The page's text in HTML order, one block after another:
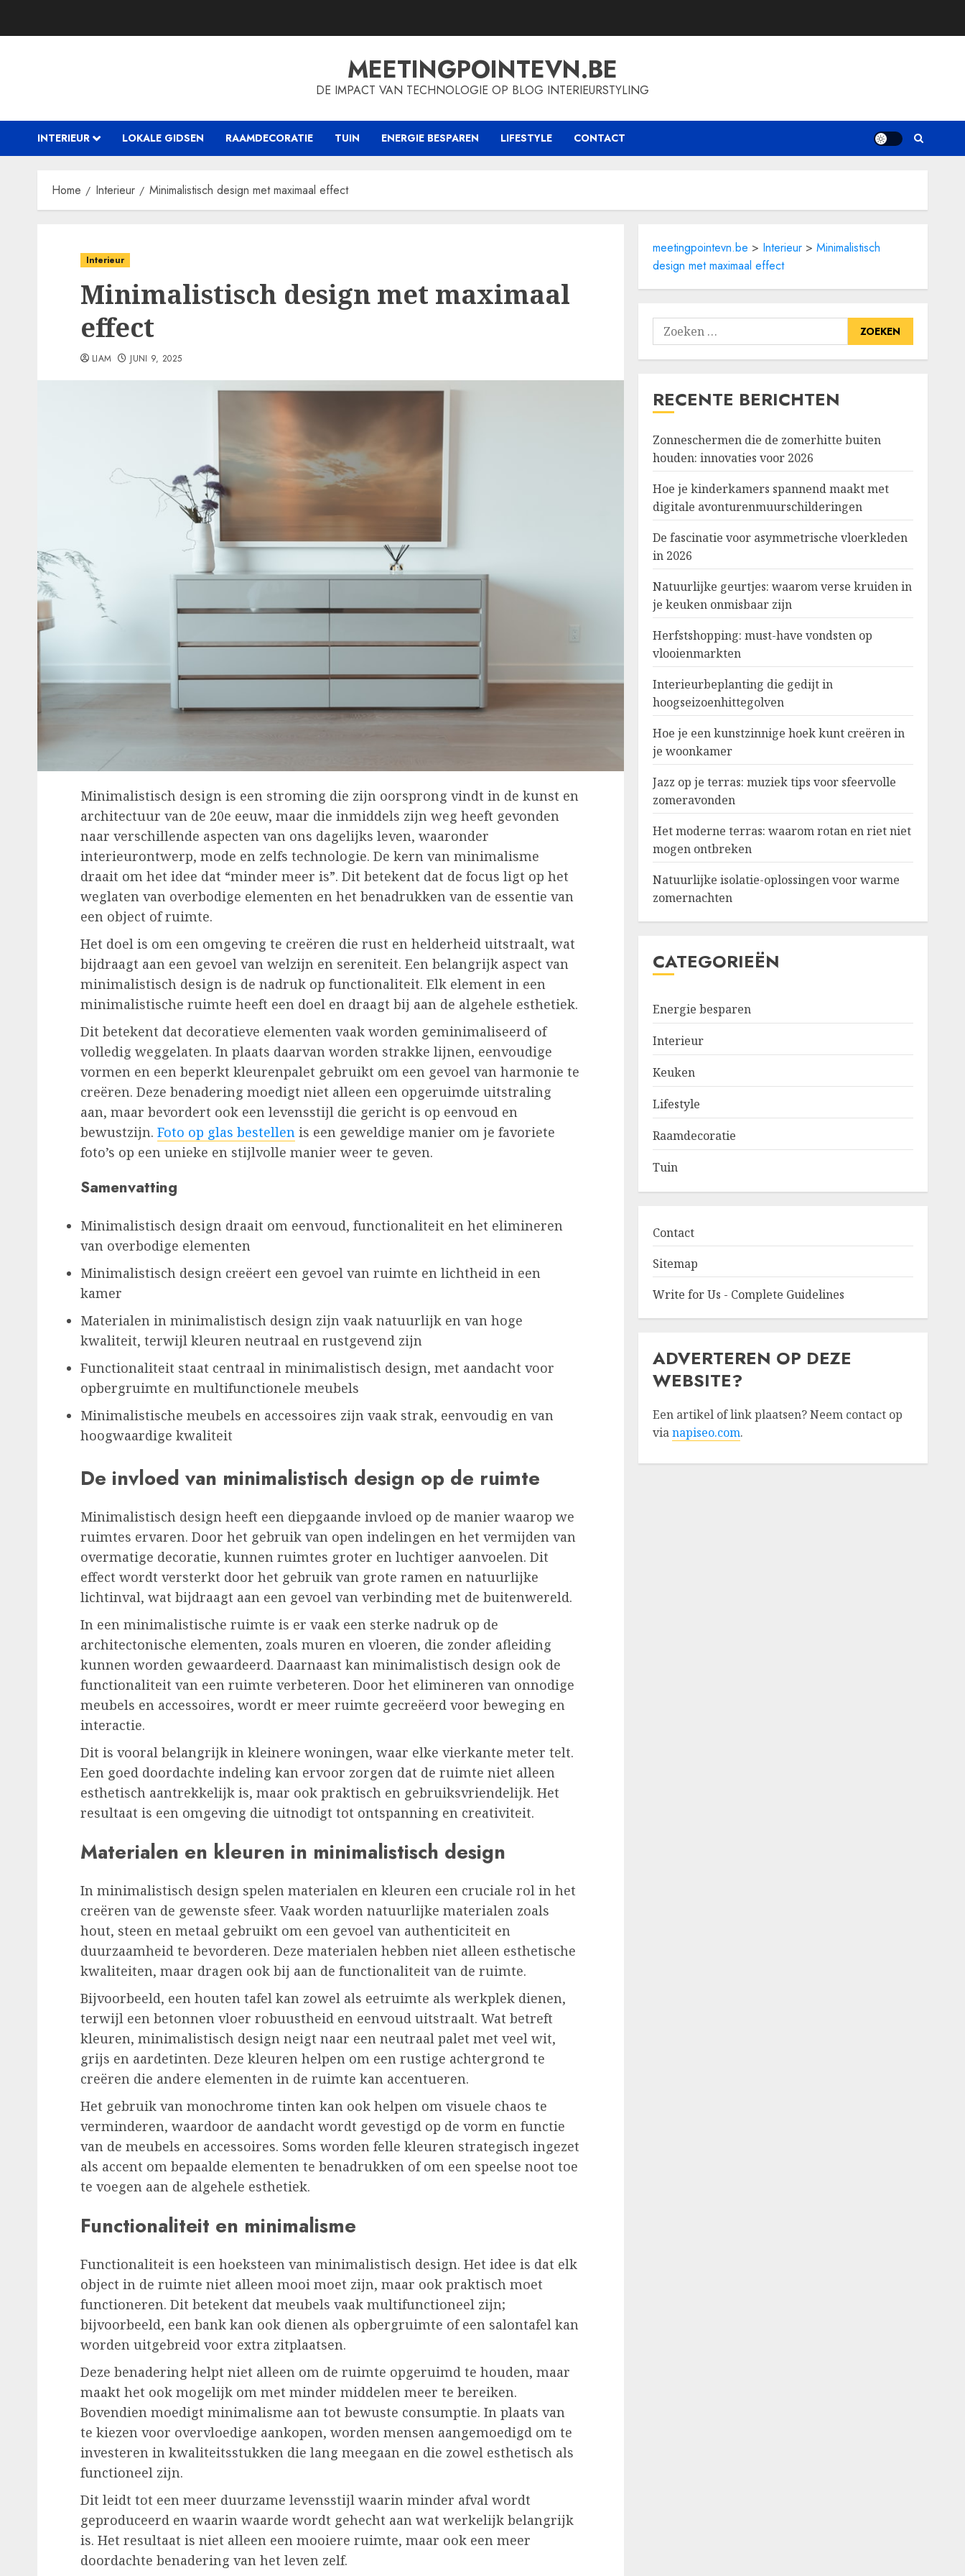
MEETINGPOINTEVN.BE
DE IMPACT VAN TECHNOLOGIE OP BLOG INTERIEURSTYLING
INTERIEUR LOKALE GIDSEN RAAMDECORATIE TUIN ENERGIE BESPAREN LIFESTYLE CONTACT
Home Interieur Minimalistisch design met maximaal effect
Interieur
Minimalistisch design met maximaal
effect
LIAM JUNI 9, 2025
Minimalistisch design is een stroming die zijn oorsprong vindt in de kunst en
architectuur van de 20e eeuw, maar die inmiddels zijn weg heeft gevonden
naar verschillende aspecten van ons dagelijks leven, waaronder
interieurontwerp, mode en zelfs technologie. De kern van minimalisme
draait om het idee dat “minder meer is”. Dit betekent dat de focus ligt op het
weglaten van overbodige elementen en het benadrukken van de essentie van
een object of ruimte.
Het doel is om een omgeving te creëren die rust en helderheid uitstraalt, wat
bijdraagt aan een gevoel van welzijn en sereniteit. Een belangrijk aspect van
minimalistisch design is de nadruk op functionaliteit. Elk element in een
minimalistische ruimte heeft een doel en draagt bij aan de algehele esthetiek.
Dit betekent dat decoratieve elementen vaak worden geminimaliseerd of
volledig weggelaten. In plaats daarvan worden strakke lijnen, eenvoudige
vormen en een beperkt kleurenpalet gebruikt om een gevoel van harmonie te
creëren. Deze benadering moedigt niet alleen een opgeruimde uitstraling
aan, maar bevordert ook een levensstijl die gericht is op eenvoud en
bewustzijn. Foto op glas bestellen is een geweldige manier om je favoriete
foto’s op een unieke en stijlvolle manier weer te geven.
Samenvatting
Minimalistisch design draait om eenvoud, functionaliteit en het elimineren
van overbodige elementen
Minimalistisch design creëert een gevoel van ruimte en lichtheid in een
kamer
Materialen in minimalistisch design zijn vaak natuurlijk en van hoge
kwaliteit, terwijl kleuren neutraal en rustgevend zijn
Functionaliteit staat centraal in minimalistisch design, met aandacht voor
opbergruimte en multifunctionele meubels
Minimalistische meubels en accessoires zijn vaak strak, eenvoudig en van
hoogwaardige kwaliteit
De invloed van minimalistisch design op de ruimte
Minimalistisch design heeft een diepgaande invloed op de manier waarop we
ruimtes ervaren. Door het gebruik van open indelingen en het vermijden van
overmatige decoratie, kunnen ruimtes groter en luchtiger aanvoelen. Dit
effect wordt versterkt door het gebruik van grote ramen en natuurlijke
lichtinval, wat bijdraagt aan een gevoel van verbinding met de buitenwereld.
In een minimalistische ruimte is er vaak een sterke nadruk op de
architectonische elementen, zoals muren en vloeren, die zonder afleiding
kunnen worden gewaardeerd. Daarnaast kan minimalistisch design ook de
functionaliteit van een ruimte verbeteren. Door het elimineren van onnodige
meubels en accessoires, wordt er meer ruimte gecreëerd voor beweging en
interactie.
Dit is vooral belangrijk in kleinere woningen, waar elke vierkante meter telt.
Een goed doordachte indeling kan ervoor zorgen dat de ruimte niet alleen
esthetisch aantrekkelijk is, maar ook praktisch en gebruiksvriendelijk. Het
resultaat is een omgeving die uitnodigt tot ontspanning en creativiteit.
Materialen en kleuren in minimalistisch design
In minimalistisch design spelen materialen en kleuren een cruciale rol in het
creëren van de gewenste sfeer. Vaak worden natuurlijke materialen zoals
hout, steen en metaal gebruikt om een gevoel van authenticiteit en
duurzaamheid te bevorderen. Deze materialen hebben niet alleen esthetische
kwaliteiten, maar dragen ook bij aan de functionaliteit van de ruimte.
Bijvoorbeeld, een houten tafel kan zowel als eetruimte als werkplek dienen,
terwijl een betonnen vloer robuustheid en eenvoud uitstraalt. Wat betreft
kleuren, minimalistisch design neigt naar een neutraal palet met veel wit,
grijs en aardetinten. Deze kleuren helpen om een rustige achtergrond te
creëren die andere elementen in de ruimte kan accentueren.
Het gebruik van monochrome tinten kan ook helpen om visuele chaos te
verminderen, waardoor de aandacht wordt gevestigd op de vorm en functie
van de meubels en accessoires. Soms worden felle kleuren strategisch ingezet
als accent om bepaalde elementen te benadrukken of om een speelse noot toe
te voegen aan de algehele esthetiek.
Functionaliteit en minimalisme
Functionaliteit is een hoeksteen van minimalistisch design. Het idee is dat elk
object in de ruimte niet alleen mooi moet zijn, maar ook praktisch moet
functioneren. Dit betekent dat meubels vaak multifunctioneel zijn;
bijvoorbeeld, een bank kan ook dienen als opbergruimte of een salontafel kan
worden uitgebreid voor extra zitplaatsen.
Deze benadering helpt niet alleen om de ruimte opgeruimd te houden, maar
maakt het ook mogelijk om met minder middelen meer te bereiken.
Bovendien moedigt minimalisme aan tot bewuste consumptie. In plaats van
te kiezen voor overvloedige aankopen, worden mensen aangemoedigd om te
investeren in kwaliteitsstukken die lang meegaan en die zowel esthetisch als
functioneel zijn.
Dit leidt tot een meer duurzame levensstijl waarin minder afval wordt
geproduceerd en waarin waarde wordt gehecht aan wat werkelijk belangrijk
is. Het resultaat is niet alleen een mooiere ruimte, maar ook een meer
doordachte benadering van het leven zelf.
meetingpointevn.be > Interieur> Minimalistisch
design met maximaal effect
Zoeken
naar:
RECENTE BERICHTEN
Zonneschermen die de zomerhitte buiten
houden: innovaties voor 2026
Hoe je kinderkamers spannend maakt met
digitale avonturenmuurschilderingen
De fascinatie voor asymmetrische vloerkleden
in 2026
Natuurlijke geurtjes: waarom verse kruiden in
je keuken onmisbaar zijn
Herfstshopping: must-have vondsten op
vlooienmarkten
Interieurbeplanting die gedijt in
hoogseizoenhittegolven
Hoe je een kunstzinnige hoek kunt creëren in
je woonkamer
Jazz op je terras: muziek tips voor sfeervolle
zomeravonden
Het moderne terras: waarom rotan en riet niet
mogen ontbreken
Natuurlijke isolatie-oplossingen voor warme
zomernachten
CATEGORIEËN
Energie besparen
Interieur
Keuken
Lifestyle
Raamdecoratie
Tuin
Contact
Sitemap
Write for Us - Complete Guidelines
ADVERTEREN OP DEZE
WEBSITE?
Een artikel of link plaatsen? Neem contact op
vianapiseo.com.